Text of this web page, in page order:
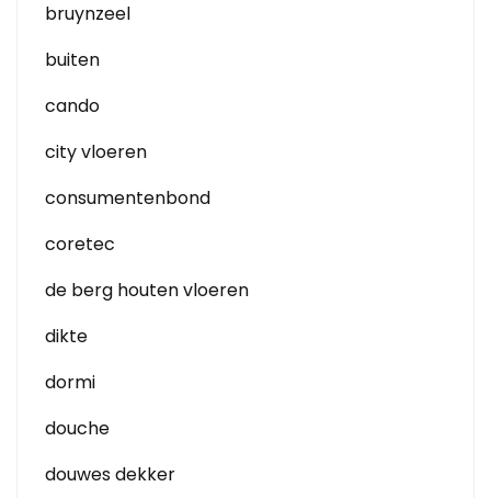
bruynzeel
buiten
cando
city vloeren
consumentenbond
coretec
de berg houten vloeren
dikte
dormi
douche
douwes dekker